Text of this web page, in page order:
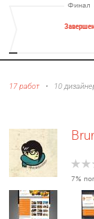
Финал
Завершен
17 работ• 10
7%